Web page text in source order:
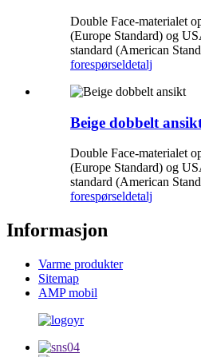
Double Face-materialet
(Europe Standard) og
standard (American
forespørseldetalj
Beige dobbelt
Double Face-materialet
(Europe Standard) og
standard (American
forespørseldetalj
Informasjon
Varme produkter
Sitemap
AMP mobil